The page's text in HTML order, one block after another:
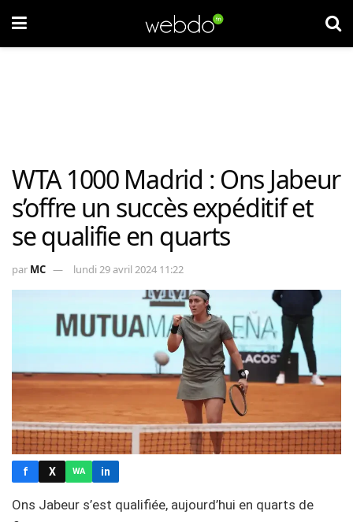
WTA 1000 Madrid : Ons Jabeur
s’offre un succès expéditif et
se qualifie en quarts
par MC lundi 29 avril 2024 11:22
f X WA in
Ons Jabeur s’est qualifiée, aujourd’hui en quarts de